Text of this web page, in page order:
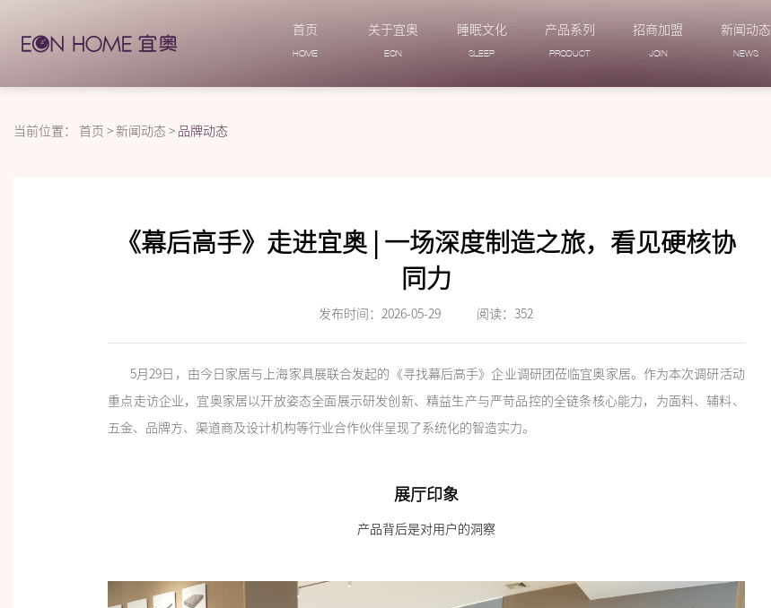
首页
HOME
关于宜奥
EON
睡眠文化
SLEEP
产品系列
PRODUCT
招商加盟
JOIN
新闻动态
NEWS
当前位置： 首页 >新闻动态 > 品牌动态
《幕后高手》走进宜奥 | 一场深度制造之旅，看见硬核协
同力
发布时间：2026-05-29 阅读：352
5月29日，由今日家居与上海家具展联合发起的《寻找幕后高手》企业调研团莅临宜奥家居。作为本次调研活动
重点走访企业，宜奥家居以开放姿态全面展示研发创新、精益生产与严苛品控的全链条核心能力，为面料、辅料、
五金、品牌方、渠道商及设计机构等行业合作伙伴呈现了系统化的智造实力。
展厅印象
产品背后是对用户的洞察